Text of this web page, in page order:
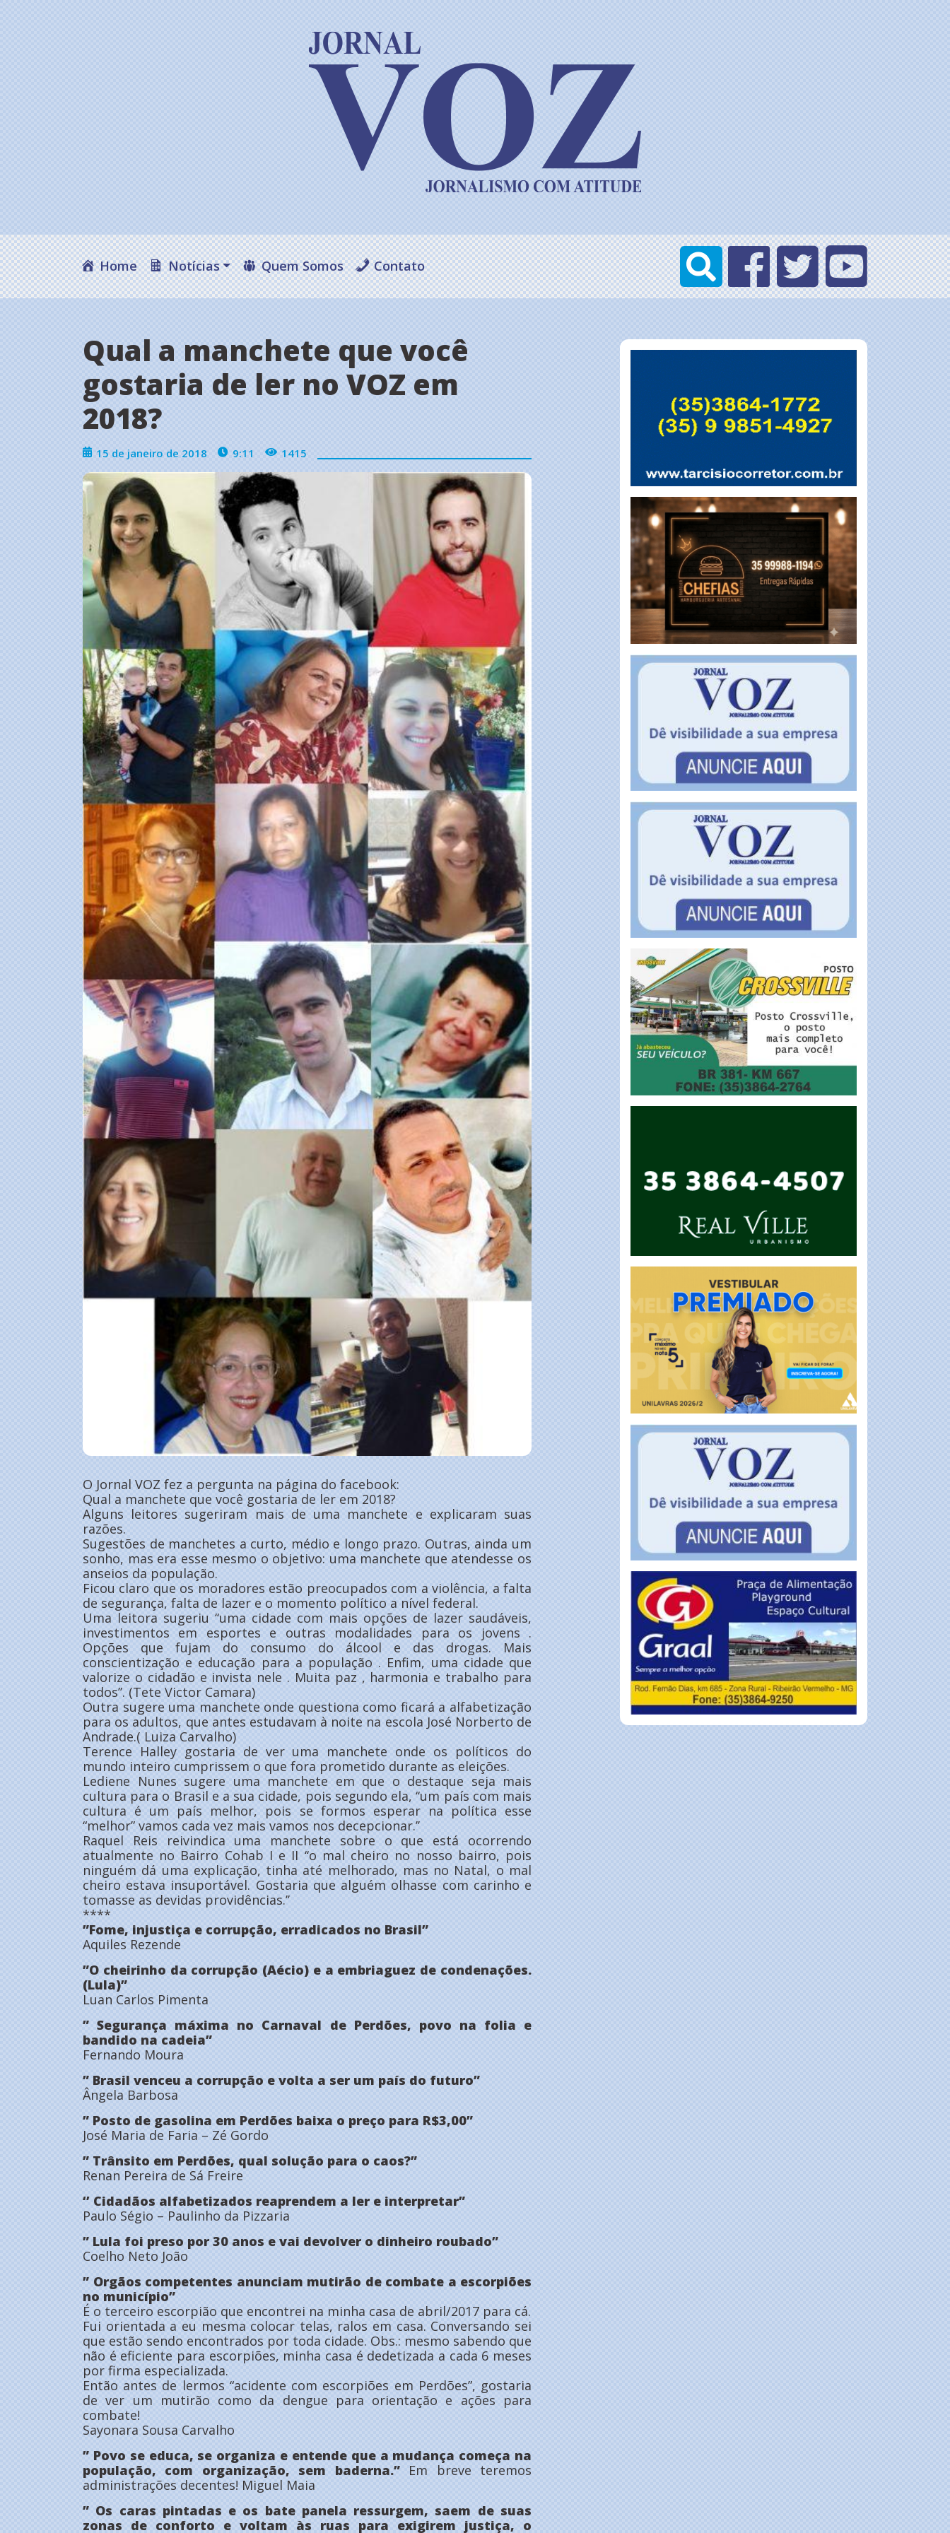
Home Notícias Quem Somos Contato
Qual a manchete que você
gostaria de ler no VOZ em
2018?
15 de janeiro de 2018 9:11 1415
O Jornal VOZ fez a pergunta na página do facebook:
Qual a manchete que você gostaria de ler em 2018?
Alguns leitores sugeriram mais de uma manchete e explicaram suas
razões.
Sugestões de manchetes a curto, médio e longo prazo. Outras, ainda um
sonho, mas era esse mesmo o objetivo: uma manchete que atendesse os
anseios da população.
Ficou claro que os moradores estão preocupados com a violência, a falta
de segurança, falta de lazer e o momento político a nível federal.
Uma leitora sugeriu ‘‘uma cidade com mais opções de lazer saudáveis,
investimentos em esportes e outras modalidades para os jovens .
Opções que fujam do consumo do álcool e das drogas. Mais
conscientização e educação para a população . Enfim, uma cidade que
valorize o cidadão e invista nele . Muita paz , harmonia e trabalho para
todos’’. (Tete Victor Camara)
Outra sugere uma manchete onde questiona como ficará a alfabetização
para os adultos, que antes estudavam à noite na escola José Norberto de
Andrade.( Luiza Carvalho)
Terence Halley gostaria de ver uma manchete onde os políticos do
mundo inteiro cumprissem o que fora prometido durante as eleições.
Lediene Nunes sugere uma manchete em que o destaque seja mais
cultura para o Brasil e a sua cidade, pois segundo ela, ‘‘um país com mais
cultura é um país melhor, pois se formos esperar na política esse
“melhor” vamos cada vez mais vamos nos decepcionar.’’
Raquel Reis reivindica uma manchete sobre o que está ocorrendo
atualmente no Bairro Cohab I e II ‘‘o mal cheiro no nosso bairro, pois
ninguém dá uma explicação, tinha até melhorado, mas no Natal, o mal
cheiro estava insuportável. Gostaria que alguém olhasse com carinho e
tomasse as devidas providências.’’
****
”Fome, injustiça e corrupção, erradicados no Brasil”
Aquiles Rezende
”O cheirinho da corrupção (Aécio) e a embriaguez de condenações.
(Lula)”
Luan Carlos Pimenta
” Segurança máxima no Carnaval de Perdões, povo na folia e
bandido na cadeia”
Fernando Moura
” Brasil venceu a corrupção e volta a ser um país do futuro”
Ângela Barbosa
” Posto de gasolina em Perdões baixa o preço para R$3,00”
José Maria de Faria – Zé Gordo
” Trânsito em Perdões, qual solução para o caos?”
Renan Pereira de Sá Freire
‘’ Cidadãos alfabetizados reaprendem a ler e interpretar”
Paulo Ségio – Paulinho da Pizzaria
” Lula foi preso por 30 anos e vai devolver o dinheiro roubado”
Coelho Neto João
” Orgãos competentes anunciam mutirão de combate a escorpiões
no município”
É o terceiro escorpião que encontrei na minha casa de abril/2017 para cá.
Fui orientada a eu mesma colocar telas, ralos em casa. Conversando sei
que estão sendo encontrados por toda cidade. Obs.: mesmo sabendo que
não é eficiente para escorpiões, minha casa é dedetizada a cada 6 meses
por firma especializada.
Então antes de lermos “acidente com escorpiões em Perdões”, gostaria
de ver um mutirão como da dengue para orientação e ações para
combate!
Sayonara Sousa Carvalho
” Povo se educa, se organiza e entende que a mudança começa na
população, com organização, sem baderna.”Em breve teremos
administrações decentes! Miguel Maia
” Os caras pintadas e os bate panela ressurgem, saem de suas
zonas de conforto e voltam às ruas para exigirem justiça, o